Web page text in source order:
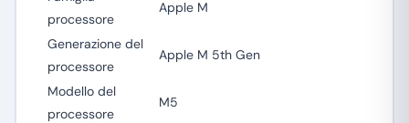
processore
Apple M
Generazione del
processore
Apple M 5th Gen
Modello del
processore
M5